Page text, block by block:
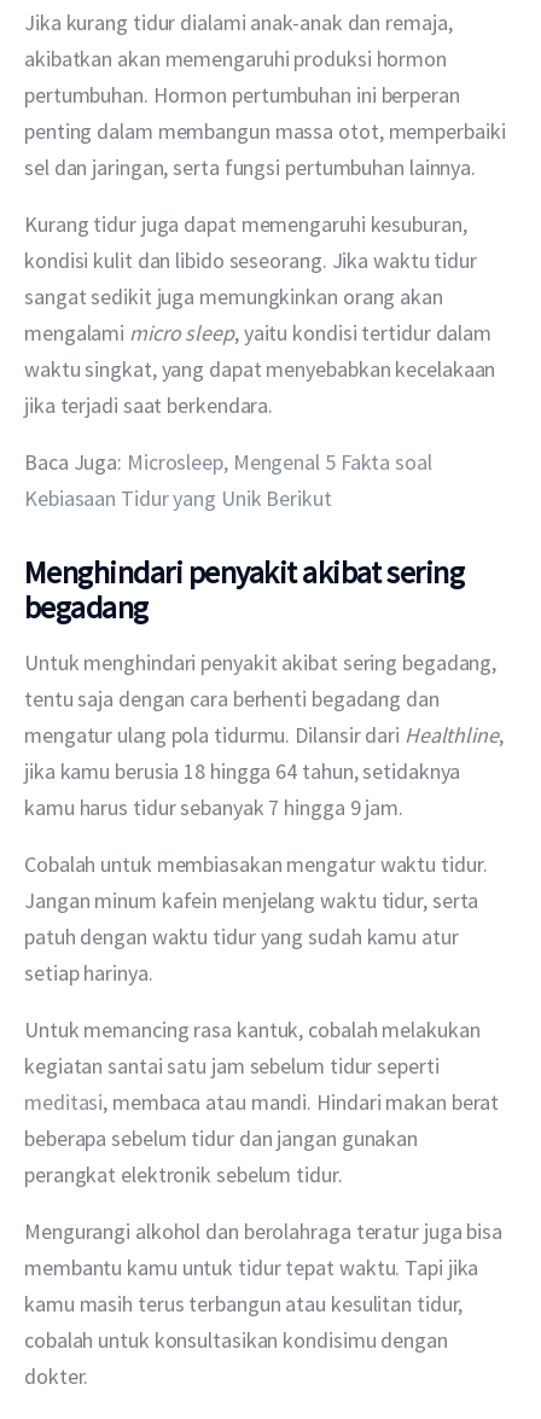
Jika kurang tidur dialami anak-anak dan remaja,
akibatkan akan memengaruhi produksi hormon
pertumbuhan. Hormon pertumbuhan ini berperan
penting dalam membangun massa otot, memperbaiki
sel dan jaringan, serta fungsi pertumbuhan lainnya.
Kurang tidur juga dapat memengaruhi kesuburan,
kondisi kulit dan libido seseorang. Jika waktu tidur
sangat sedikit juga memungkinkan orang akan
mengalami micro sleep, yaitu kondisi tertidur dalam
waktu singkat, yang dapat menyebabkan kecelakaan
jika terjadi saat berkendara.
Baca Juga: Microsleep, Mengenal 5 Fakta soal
Kebiasaan Tidur yang Unik Berikut
Menghindari penyakit akibat sering
begadang
Untuk menghindari penyakit akibat sering begadang,
tentu saja dengan cara berhenti begadang dan
mengatur ulang pola tidurmu. Dilansir dari Healthline,
jika kamu berusia 18 hingga 64 tahun, setidaknya
kamu harus tidur sebanyak 7 hingga 9 jam.
Cobalah untuk membiasakan mengatur waktu tidur.
Jangan minum kafein menjelang waktu tidur, serta
patuh dengan waktu tidur yang sudah kamu atur
setiap harinya.
Untuk memancing rasa kantuk, cobalah melakukan
kegiatan santai satu jam sebelum tidur seperti
meditasi, membaca atau mandi. Hindari makan berat
beberapa sebelum tidur dan jangan gunakan
perangkat elektronik sebelum tidur.
Mengurangi alkohol dan berolahraga teratur juga bisa
membantu kamu untuk tidur tepat waktu. Tapi jika
kamu masih terus terbangun atau kesulitan tidur,
cobalah untuk konsultasikan kondisimu dengan
dokter.